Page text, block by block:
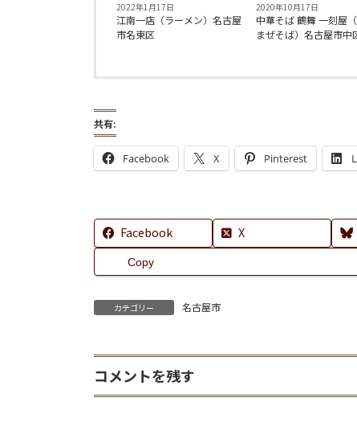
2022年1月17日
江南一店（ラーメン）名古屋
市名東区
2020年10月17日
中華そば 鶴舞 一刻屋
まぜそば）名古屋市中
共有:
Facebook X Pinterest
Facebook X
Copy
カテゴリー 名古屋市
コメントを残す